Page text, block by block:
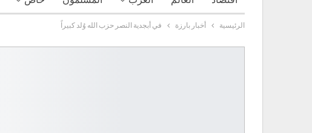
الرئيسية أخبار بارزة في أبجدية النصر حزب الله وُلد كبيراً